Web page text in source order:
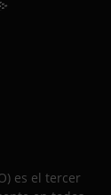
es el tercer